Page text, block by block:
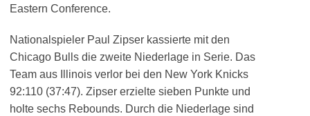
Eastern Conference.
Nationalspieler Paul Zipser kassierte mit den
Chicago Bulls die zweite Niederlage in Serie. Das
Team aus Illinois verlor bei den New York Knicks
92:110 (37:47). Zipser erzielte sieben Punkte und
holte sechs Rebounds. Durch die Niederlage sind